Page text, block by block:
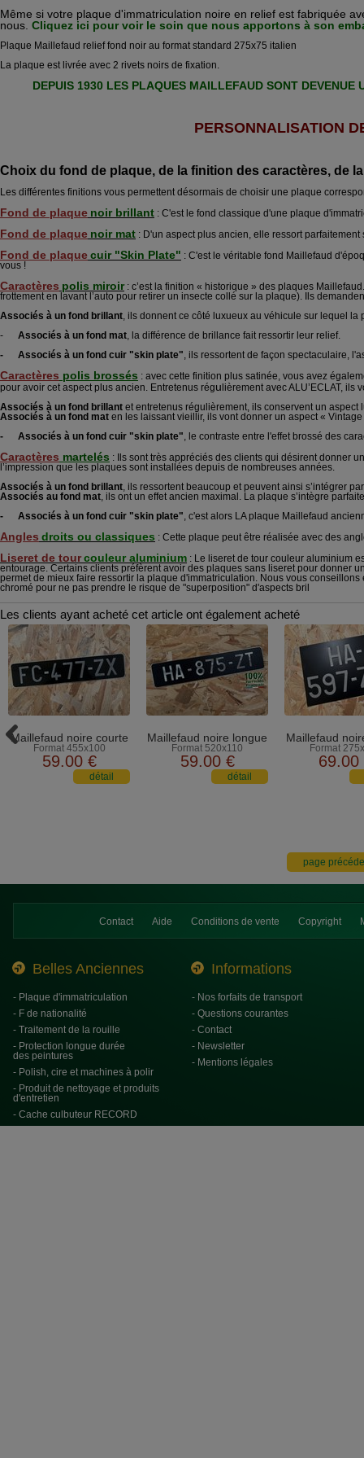
Même si votre plaque d'immatriculation noire en relief est fabriquée
nous. Cliquez ici pour voir le soin que nous apportons à son
Plaque Maillefaud relief fond noir au format standard 275x75 italien
La plaque est livrée avec 2 rivets noirs de fixation.
DEPUIS 1930 LES PLAQUES MAILLEFAUD SONT
PERSONNALISATION
Choix du fond de plaque, de la finition des caractères, de
Les différentes finitions vous permettent désormais de choisir une plaque
Fond de plaque noir brillant : C'est le fond classique d'une plaque
Fond de plaque noir mat : D'un aspect plus ancien, elle ressort
Fond de plaquecuir "Skin Plate" : C'est le véritable fond Maillefaud
vous !
Caractères polis miroir: c’est la finition « historique » des plaques
frottement en lavant l’auto pour retirer un insecte collé sur la plaque). Ils
Associés à un fond brillant, ils donnent ce côté luxueux au véhicule sur lequel la
- Associés à un fond mat, la différence de brillance fait ressortir leur relief.
- Associés à un fond cuir "skin plate", ils ressortent de façon spectaculaire,
Caractères polis brossés : avec cette finition plus satinée, vous avez
pour avoir cet aspect plus ancien. Entretenus régu lièrement avec ALU’ECLAT,
Associés à un fond brillant et entretenus régulièrement, ils conservent un
Associés à un fond mat en les laissant vieillir, ils vont donner un aspect «
- Associés à un fond cuir "skin plate", le contraste entre l'effet brossé des
Caractères martelés : Ils sont très appréciés des clients qui désirent donner
l’impression que les plaques sont installées depuis de nombreuses années.
Associés à un fond brillant, ils ressortent beaucoup et peuvent ainsi s’intégrer
Associés au fond mat, ils ont un effet ancien maximal. La plaque s’intègre
- Associés à un fond cuir "skin plate", c'est alors LA plaque Maillefaud
Angles droits ou classiques : Cette plaque peut être réalisée avec des
Liseret de tourcouleur aluminium : Le liseret de tour couleur aluminium
entourage. Certains clients préfèrent avoir des plaques sans liseret pour donner
permet de mieux faire ressortir la plaque d'immatriculation. Nous vous
chromé pour ne pas prendre le risque de "superposition" d'aspects bril
Les clients ayant acheté cet article ont également acheté
Maillefaud noire courte
Format 455x100
59.00 €
Maillefaud noire longue
Format 520x110
59.00 €
Maillefaud
Format
69.00
Contact Aide Conditions de vente Copyright
Belles Anciennes Informations
- Plaque d'immatriculation
- F de nationalité
- Traitement de la rouille
- Protection longue durée
des peintures
- Polish, cire et machines à polir
- Produit de nettoyage et produits
d'entretien
- Cache culbuteur RECORD
- Nos forfaits de transport
- Questions courantes
- Contact
- Newsletter
- Mentions légales